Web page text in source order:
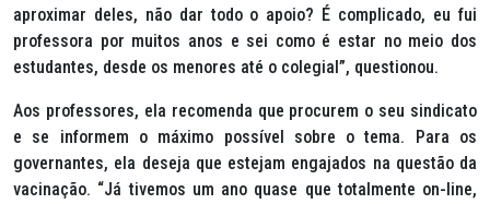
aproximar deles, não dar todo o apoio? É complicado, eu fui
professora por muitos anos e sei como é estar no meio dos
estudantes, desde os menores até o colegial”, questionou.
Aos professores, ela recomenda que procurem o seu sindicato
e se informem o máximo possível sobre o tema. Para os
governantes, ela deseja que estejam engajados na questão da
vacinação. “Já tivemos um ano quase que totalmente on-line,